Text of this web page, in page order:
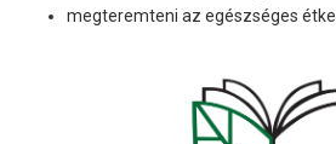
megteremteni az egészséges